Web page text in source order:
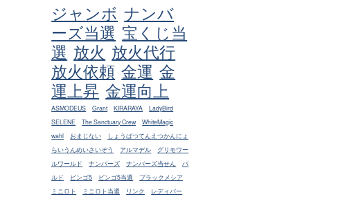
ジャンボ ナンバ
ーズ当選 宝くじ当
選 放火 放火代行
放火依頼 金運 金
運上昇 金運向上
ASMODEUS Grant KIRARAYA
LadyBird
SELENE
The Sanctuary Crew
WhiteMagic
wahl
おまじない
しょうばつてんえつかんにょ
らいうんめいさいぞう
アルマデル
グリモワー
ルワールド
ナンバーズ ナンバーズ当せん
バ
ルド
ビンゴ5 ビンゴ5当選
ブラックメシア
ミニロト
ミニロト当選 リンク
レディバー